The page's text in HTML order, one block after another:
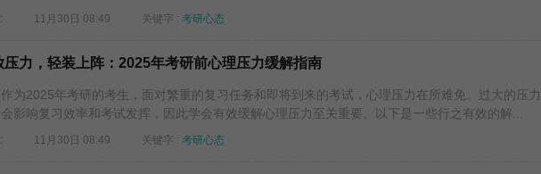
11月30日 08:49 关键字 : 考研心态
压力，轻装上阵：2025年考研前心理压力缓解指南
2025年考研的考生，面对繁重的复习任务和即将到来的考试，心理压力在所难免。过大的压力
影响复习效率和考试发挥，因此学会有效缓解心理压力至关重要。以下是一些行之有效的解...
11月30日 08:49 关键字 : 考研心态